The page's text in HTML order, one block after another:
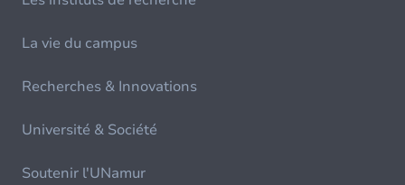
La vie du campus
Recherches & Innovations
Université & Société
Soutenir l'UNamur